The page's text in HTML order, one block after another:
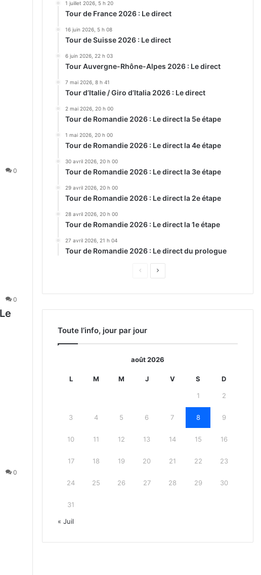
0
0
0
1 juillet 2026, 5 h 20
Tour de France 2026 : Le direct
16 juin 2026, 5 h 08
Tour de Suisse 2026 : Le direct
6 juin 2026, 22 h 03
Tour Auvergne-Rhône-Alpes 2026 : Le direct
7 mai 2026, 8 h 41
Tour d’Italie / Giro d’Italia 2026 : Le direct
2 mai 2026, 20 h 00
Tour de Romandie 2026 : Le direct la 5e étape
1 mai 2026, 20 h 00
Tour de Romandie 2026 : Le direct la 4e étape
30 avril 2026, 20 h 00
Tour de Romandie 2026 : Le direct la 3e étape
29 avril 2026, 20 h 00
Tour de Romandie 2026 : Le direct la 2e étape
28 avril 2026, 20 h 00
Tour de Romandie 2026 : Le direct la 1e étape
27 avril 2026, 21 h 04
Tour de Romandie 2026 : Le direct du prologue
Page
Page
Toute l’info, jour par jour
août 2026
L M M J V S D
1 2
3 4 5 6 7 8 9
10 11 12 13 14 15 16
17 18 19 20 21 22 23
24 25 26 27 28 29 30
31
« Juil